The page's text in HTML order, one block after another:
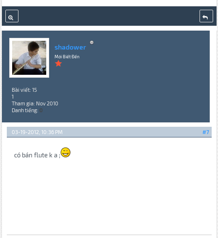
shadower
Mới Biết Đến
Bài viết: 15
1
Tham gia: Nov 2010
Danh tiếng: 0
#7
03-19-2012, 10:36 PM
có bán flute k a ;